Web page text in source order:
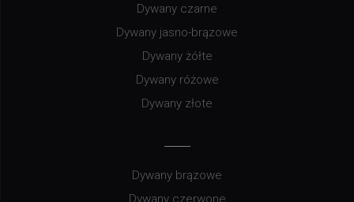
Dywany czarne
Dywany jasno-brązowe
Dywany żółte
Dywany różowe
Dywany złote
Dywany brązowe
Dywany czerwone